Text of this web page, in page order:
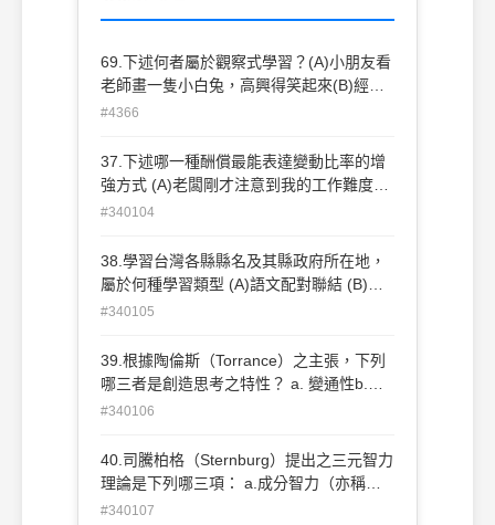
69.下述何者屬於觀察式學習？(A)小朋友看
老師畫一隻小白兔，高興得笑起來(B)經由
閱讀故事小說，而記得許多英文單字(C)上
(D)收看電視節目，吸收到許多理財知識
#4366
37.下述哪一種酬償最能表達變動比率的增
強方式 (A)老闆剛才注意到我的工作難度
高，賞了我一個紅包 (B)打工一小時是80元
可以便宜買到 (D)和女朋友約好每週六下午
看電影
#340104
38.學習台灣各縣縣名及其縣政府所在地，
屬於何種學習類型 (A)語文配對聯結 (B)自
由回憶學習 (C)序列學習 (D)位置法記憶術
#340105
39.根據陶倫斯（Torrance）之主張，下列
哪三者是創造思考之特性？ a. 變通性b.流
暢性c.類化性d.獨特性
#340106
40.司騰柏格（Sternburg）提出之三元智力
理論是下列哪三項： a.成分智力（亦稱為
作業成分智力或組合觀點的智力） b.環境
#340107